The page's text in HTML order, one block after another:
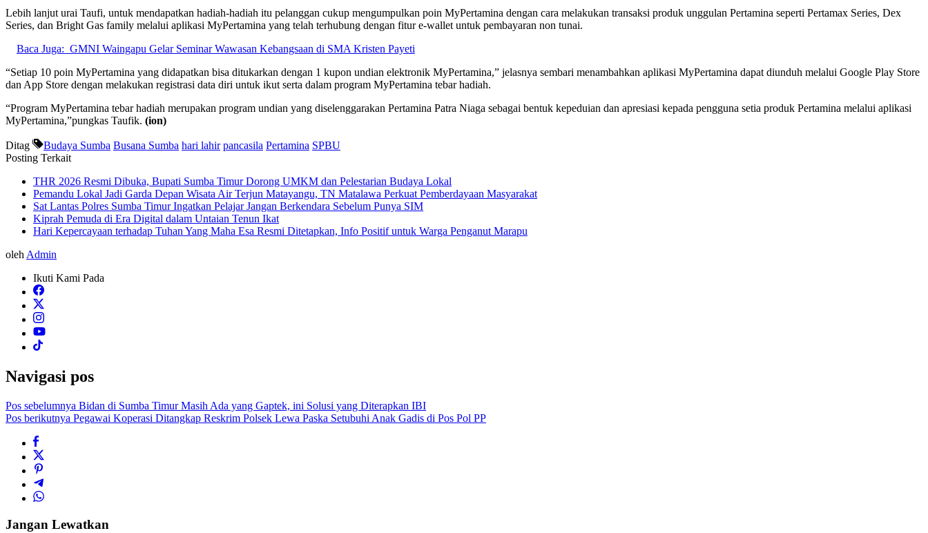
Lebih lanjut urai Taufi, untuk mendapatkan hadiah-hadiah itu pelanggan cukup mengumpulkan poin MyPertamina dengan cara melakukan transaksi produk unggulan Pertamina seperti Pertamax Series, Dex
Series, dan Bright Gas family melalui aplikasi MyPertamina yang telah terhubung dengan fitur e-wallet untuk pembayaran non tunai.
Baca Juga: GMNI Waingapu Gelar Seminar Wawasan Kebangsaan di SMA Kristen Payeti
“Setiap 10 poin MyPertamina yang didapatkan bisa ditukarkan dengan 1 kupon undian elektronik MyPertamina,” jelasnya sembari menambahkan aplikasi MyPertamina dapat diunduh melalui Google Play Store
dan App Store dengan melakukan registrasi data diri untuk ikut serta dalam program MyPertamina tebar hadiah.
“Program MyPertamina tebar hadiah merupakan program undian yang diselenggarakan Pertamina Patra Niaga sebagai bentuk kepeduian dan apresiasi kepada pengguna setia produk Pertamina melalui aplikasi
MyPertamina,”pungkas Taufik. (ion)
Ditag Budaya Sumba Busana Sumba hari lahir pancasila Pertamina SPBU
Posting Terkait
THR 2026 Resmi Dibuka, Bupati Sumba Timur Dorong UMKM dan Pelestarian Budaya Lokal
Pemandu Lokal Jadi Garda Depan Wisata Air Terjun Matayangu, TN Matalawa Perkuat Pemberdayaan Masyarakat
Sat Lantas Polres Sumba Timur Ingatkan Pelajar Jangan Berkendara Sebelum Punya SIM
Kiprah Pemuda di Era Digital dalam Untaian Tenun Ikat
Hari Kepercayaan terhadap Tuhan Yang Maha Esa Resmi Ditetapkan, Info Positif untuk Warga Penganut Marapu
oleh Admin
Ikuti Kami Pada
Navigasi pos
Pos sebelumnya Bidan di Sumba Timur Masih Ada yang Gaptek, ini Solusi yang Diterapkan IBI
Pos berikutnya Pegawai Koperasi Ditangkap Reskrim Polsek Lewa Paska Setubuhi Anak Gadis di Pos Pol PP
Jangan Lewatkan